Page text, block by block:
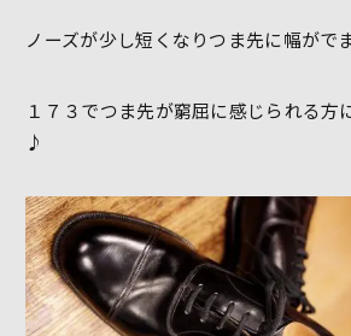
ノーズが少し短くなりつま先に幅がでま
１７３でつま先が窮屈に感じられる方
♪